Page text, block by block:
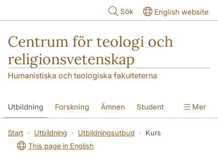
Sök English website
Centrum för teologi och
religionsvetenskap
Humanistiska och teologiska fakulteterna
Utbildning Forskning Ämnen Student
Institutionen
Mer
Start Utbildning Utbildningsutbud
Kurs
This page in English